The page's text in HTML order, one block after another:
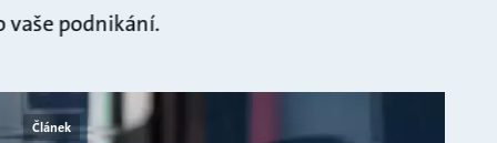
vaše podnikání.
Článek